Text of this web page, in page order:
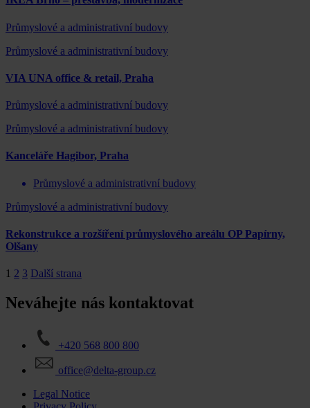
Průmyslové a administrativní budovy
Průmyslové a administrativní budovy
VIA UNA office & retail, Praha
Průmyslové a administrativní budovy
Průmyslové a administrativní budovy
Kanceláře Hagibor, Praha
Průmyslové a administrativní budovy
Průmyslové a administrativní budovy
Rekonstrukce a rozšíření průmyslového areálu OP Papírny,
Olšany
1 2 3 Další strana
Neváhejte nás kontaktovat
+420 568 800 800
office@delta-group.cz
Legal Notice